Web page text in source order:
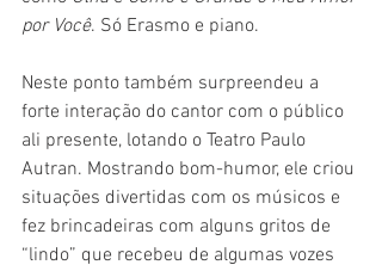
por Você. Só Erasmo e piano.
Neste ponto também surpreendeu a
forte interação do cantor com o público
ali presente, lotando o Teatro Paulo
Autran. Mostrando bom-humor, ele criou
situações divertidas com os músicos e
fez brincadeiras com alguns gritos de
“lindo” que recebeu de algumas vozes